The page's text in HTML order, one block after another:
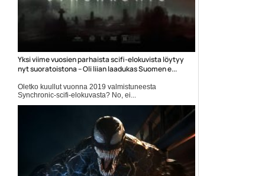
Yksi viime vuosien parhaista scifi-elokuvista löytyy
nyt suoratoistona – Oli liian laadukas Suomen e...
Oletko kuullut vuonna 2019 valmistuneesta
Synchronic-scifi-elokuvasta? No, ei...
Elokuvauutiset